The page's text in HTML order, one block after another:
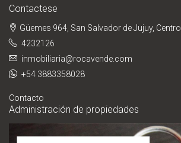
Contactese
Güemes 964, San Salvador de Jujuy, Centro
4232126
inmobiliaria@rocavende.com
+54 3883358028
Contacto
Administración de propiedades